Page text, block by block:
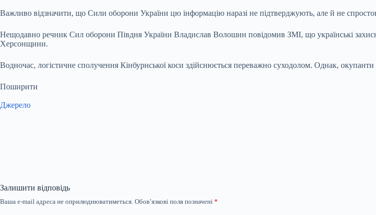
Важливо відзначити, що Сили оборони України цю інформацію наразі не підтверджують, але й не
Нещодавно речник Сил оборони Півдня України Владислав Волошин повідомив ЗМІ, що українські
Херсонщини.
Водночас, логістичне сполучення Кінбурнської коси здійснюється переважно суходолом. Однак,
Поширити
Джерело
Залишити відповідь
Ваша e-mail адреса не оприлюднюватиметься. Обов’язкові поля позначені *